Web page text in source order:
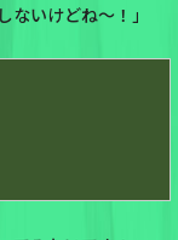
いけどね〜！」